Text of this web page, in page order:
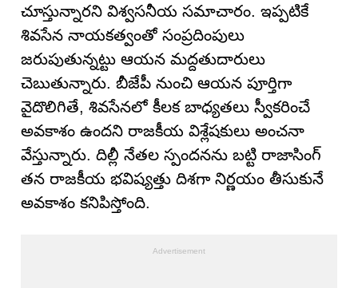
చూస్తున్నారని విశ్వసనీయ సమాచారం. ఇప్పటికే
శివసేన నాయకత్వంతో సంప్రదింపులు
జరుపుతున్నట్టు ఆయన మద్దతుదారులు
చెబుతున్నారు. బీజేపీ నుంచి ఆయన పూర్తిగా
వైదొలిగితే, శివసేనలో కీలక బాధ్యతలు స్వీకరించే
అవకాశం ఉందని రాజకీయ విశ్లేషకులు అంచనా
వేస్తున్నారు. దిల్లీ నేతల స్పందనను బట్టి రాజాసింగ్
తన రాజకీయ భవిష్యత్తు దిశగా నిర్ణయం తీసుకునే
అవకాశం కనిపిస్తోంది.